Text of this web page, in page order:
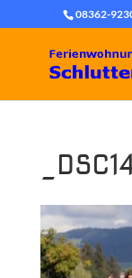
08362-